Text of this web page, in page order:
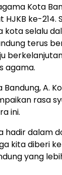
Kota
ke-214.
kota selalu
terus
agama.
A.
rasa
ini.
hadir dalam
kita diberi
yang